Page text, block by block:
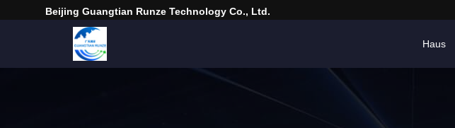
Beijing Guangtian Runze Technology Co., Ltd.
Haus